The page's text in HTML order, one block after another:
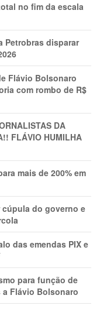
no fim da escala
Petrobras disparar
Flávio Bolsonaro
com rombo de R$
DA
FLÁVIO HUMILHA
mais de 200% em
do governo e
das emendas PIX e
para função de
Flávio Bolsonaro